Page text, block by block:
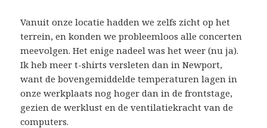
Vanuit onze locatie hadden we zelfs zicht op het
terrein, en konden we probleemloos alle concerten
meevolgen. Het enige nadeel was het weer (nu ja).
Ik heb meer t-shirts versleten dan in Newport,
want de bovengemiddelde temperaturen lagen in
onze werkplaats nog hoger dan in de frontstage,
gezien de werklust en de ventilatiekracht van de
computers.